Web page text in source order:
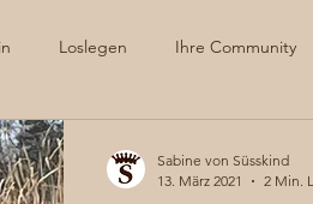
Loslegen Ihre Community
Sabine von Süsskind
13. März 2021
2 Min.